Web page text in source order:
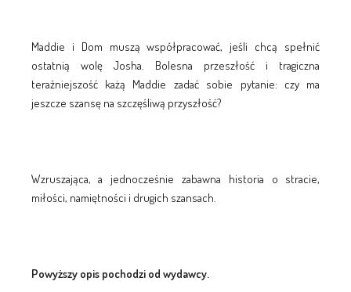
Maddie i Dom muszą współpracować, jeśli chcą spełnić
ostatnią wolę Josha. Bolesna przeszłość i tragiczna
teraźniejszość każą Maddie zadać sobie pytanie: czy ma
jeszcze szansę na szczęśliwą przyszłość?
Wzruszająca, a jednocześnie zabawna historia o stracie,
miłości, namiętności i drugich szansach.
Powyższy opis pochodzi od wydawcy.